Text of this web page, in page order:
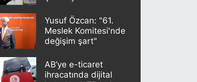
Yusuf Özcan: "61.
Meslek Komitesi'nde
değişim şart"
AB’ye e-ticaret
ihracatında dijital